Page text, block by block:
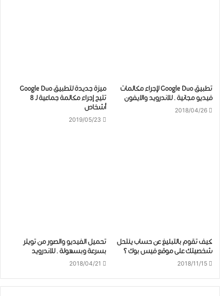
تطبيق Google Duo لإجراء مكالمات
فيديو مجانية . للاندرويد والايفون
2018/04/26
ميزة جديدة لتطبيق Google Duo
تتيح إجراء مكالمة جماعية لـ 8
أشخاص
2019/05/23
كيف تقوم بالتبليغ عن حساب ينتحل
شخصيتك على موقع فيس بوك ؟
2018/11/15
تحميل الفيديو والصور من تويتر
بسرعة وبسهولة . للاندرويد
2018/04/21